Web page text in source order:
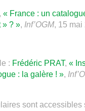
« France : un
» ? », Inf’OGM, 15 mai
: Frédéric PRAT, «
: la galère ! »,
sont accessibles